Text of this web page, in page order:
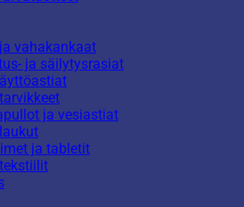
vahakankaat
ja säilytysrasiat
ja vesiastiat
ja tabletit